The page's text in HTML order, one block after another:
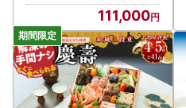
111,000